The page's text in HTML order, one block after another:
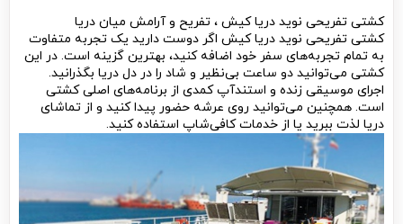
کشتی تفریحی نوید دریا کیش ، تفریح و آرامش میان دریا
کشتی تفریحی نوید دریا کیش اگر دوست دارید یک تجربه متفاوت
به تمام تجربه‌های سفر خود اضافه کنید، بهترین گزینه است. در این
کشتی می‌توانید دو ساعت بی‌نظیر و شاد را در دل دریا بگذرانید.
اجرای موسیقی زنده و استندآپ کمدی از برنامه‌های اصلی کشتی
است. همچنین می‌توانید روی عرشه حضور پیدا کنید و از تماشای
دریا لذت ببرید یا از خدمات کافی‌شاپ استفاده کنید.